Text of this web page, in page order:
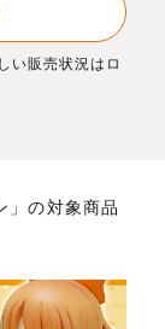
い販売状況はロ
」の対象商品